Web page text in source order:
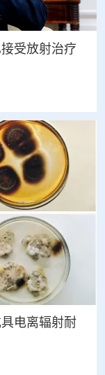
受放射治疗
电离辐射耐